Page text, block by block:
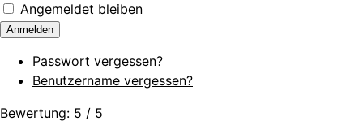
Angemeldet bleiben
Anmelden
Passwort vergessen?
Benutzername vergessen?
Bewertung: 5 / 5